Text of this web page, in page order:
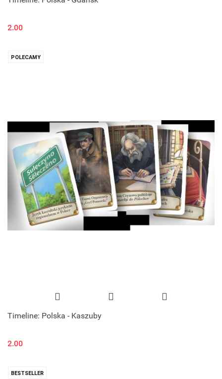
2.00
POLECAMY
Timeline: Polska - Kaszuby
2.00
BESTSELLER